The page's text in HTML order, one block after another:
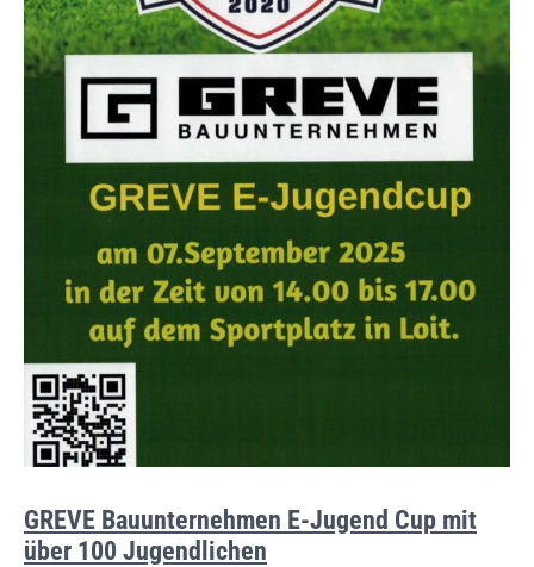
GREVE Bauunternehmen E-Jugend Cup mit
über 100 Jugendlichen